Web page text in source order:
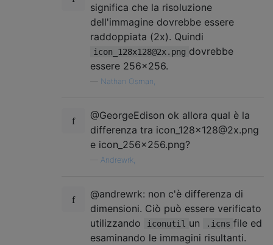
significa che la risoluzione
dell'immagine dovrebbe essere
raddoppiata (2x). Quindi
icon_128x128@2x.png dovrebbe
essere 256x256.
Nathan Osman,
@GeorgeEdison ok allora qual è la
differenza tra icon_128x128@2x.png
e icon_256x256.png?
Andrewrk,
@andrewrk: non c'è differenza di
dimensioni. Ciò può essere verificato
utilizzando
iconutil un .icns file ed
esaminando le immagini risultanti.